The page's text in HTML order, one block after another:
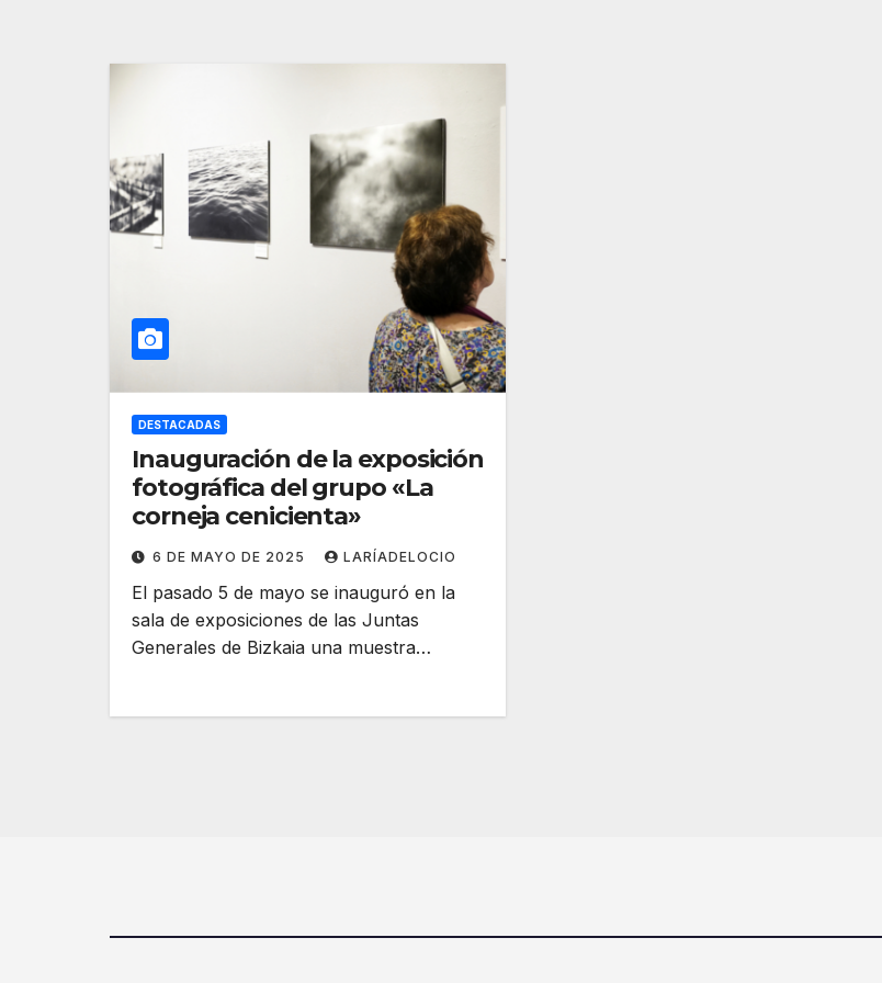
DESTACADAS
Inauguración de la exposición
fotográfica del grupo «La
corneja cenicienta»
6 DE MAYO DE 2025 LARÍADELOCIO
El pasado 5 de mayo se inauguró en la
sala de exposiciones de las Juntas
Generales de Bizkaia una muestra…